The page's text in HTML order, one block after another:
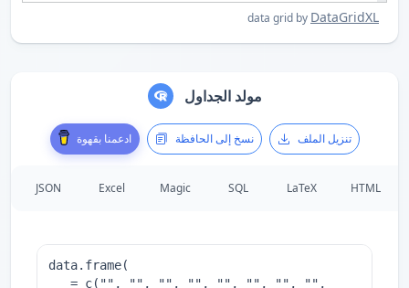
data grid by DataGridXL
مولد الجداول
ادعمنا بقهوة نسخ إلى الحافظة تنزيل الملف
JSON Excel Magic SQL LaTeX HTML